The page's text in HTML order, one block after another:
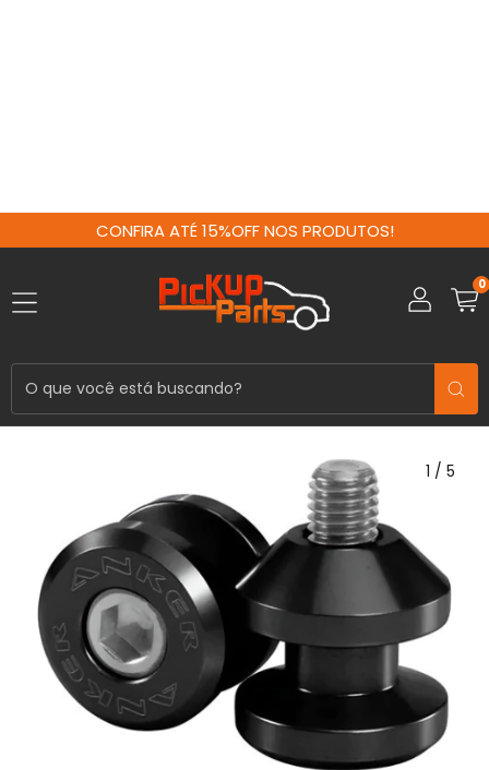
CONFIRA ATÉ 15%OFF NOS PRODUTOS!
0
1 / 5